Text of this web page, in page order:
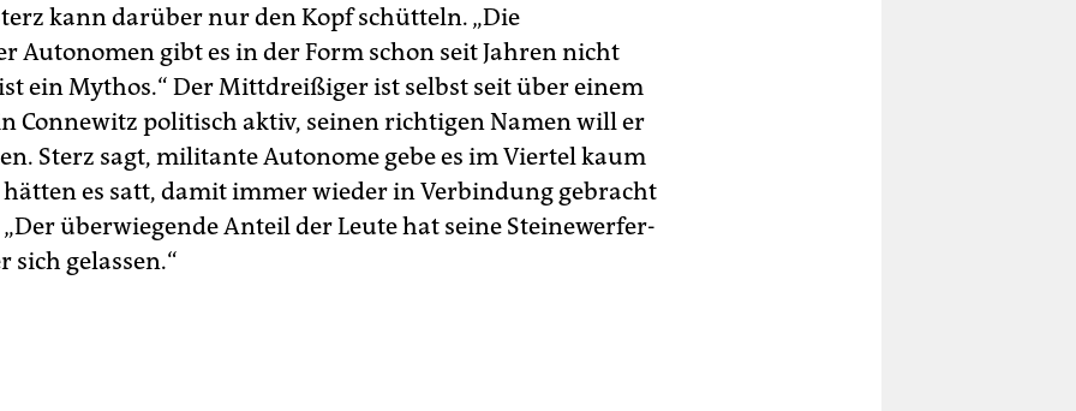
kann darüber nur den Kopf schütteln. „Die
Autonomen gibt es in der Form schon seit Jahren nicht
ein Mythos.“ Der Mittdreißiger ist selbst seit über einem
Connewitz politisch aktiv, seinen richtigen Namen will er
Sterz sagt, militante Autonome gebe es im Viertel kaum
hätten es satt, damit immer wieder in Verbindung gebracht
überwiegende Anteil der Leute hat seine Steinewerfer-
sich gelassen.“